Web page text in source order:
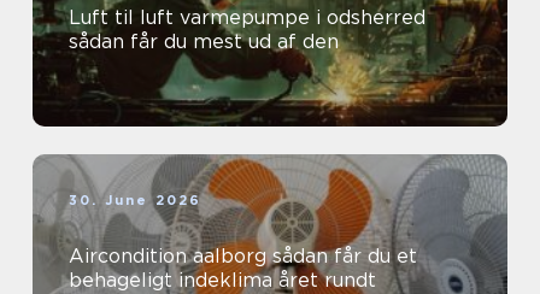
Luft til luft varmepumpe i odsherred
sådan får du mest ud af den
30. June 2026
Aircondition aalborg sådan får du et
behageligt indeklima året rundt